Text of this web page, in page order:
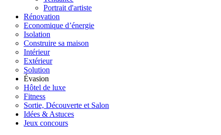
Portrait d'artiste
Rénovation
Economique d’énergie
Isolation
Construire sa maison
Intérieur
Extérieur
Solution
Évasion
Hôtel de luxe
Fitness
Sortie, Découverte et Salon
Idées & Astuces
Jeux concours